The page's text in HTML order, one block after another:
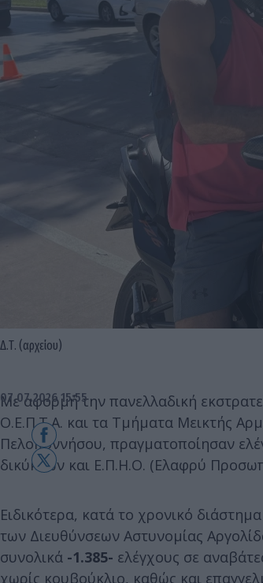
Δ.Τ. (αρχείου)
07.07.2026 15:55
Με αφορμή την πανελλαδική
Ο.Ε.Π.Τ.Α. και τα Τμήματα Μεικτής
Πελοποννήσου, πραγματοποίησαν
δικύκλων και Ε.Π.Η.Ο. (Ελαφρύ
Ειδικότερα, κατά το χρονικό
των Διευθύνσεων Αστυνομίας
συνολικά -1.385- ελέγχους σε
χωρίς κουβούκλιο, καθώς και